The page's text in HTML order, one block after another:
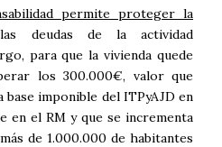
permite proteger la
deudas de la actividad
para que la vivienda quede
los 300.000€, valor que
imponible del ITPyAJD en
en el RM y que se incrementa
de 1.000.000 de habitantes